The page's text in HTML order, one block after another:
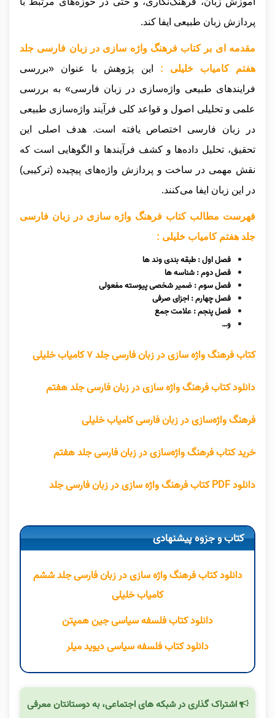
پردازش زبان طبیعی ایفا کند.
مقدمه ای بر کتاب فرهنگ واژه سازی در زبان فارسی جلد
هفتم کامیاب خلیلی : این پژوهش با عنوان «بررسی
فرایندهای طبیعی واژه‌سازی در زبان فارسی» به بررسی
علمی و تحلیلی اصول و قواعد کلی فرآیند واژه‌سازی طبیعی
در زبان فارسی اختصاص یافته است. هدف اصلی این
تحقیق، تحلیل داده‌ها و کشف فرآیندها و الگوهایی است که
نقش مهمی در ساخت و پردازش واژه‌های پیچیده (ترکیبی)
در این زبان ایفا می‌کنند.
فهرست مطالب کتاب فرهنگ واژه سازی در زبان فارسی
جلد هفتم کامیاب خلیلی :
فصل اول : طبقه بندی وند ها
فصل دوم : شناسه ها
فصل سوم : ضمیر شخصی پیوسته مفعولی
فصل چهارم : اجزای صرفی
فصل پنجم : علامت جمع
و…
کتاب فرهنگ واژه سازی در زبان فارسی جلد ۷ کامیاب خلیلی
دانلود کتاب فرهنگ واژه سازی در زبان فارسی جلد هفتم
فرهنگ واژه‌سازی در زبان فارسی کامیاب خلیلی
خرید کتاب فرهنگ واژه‌سازی در زبان فارسی جلد هفتم
دانلود PDF کتاب فرهنگ واژه سازی در زبان فارسی جلد
کتاب و جزوه پیشنهادی
دانلود کتاب فرهنگ واژه سازی در زبان فارسی جلد ششم
کامیاب خلیلی
دانلود کتاب فلسفه سیاسی جین همپتن
دانلود کتاب فلسفه سیاسی دیوید میلر
اشتراک گذاری در شبکه های اجتماعی، به دوستانتان معرفی